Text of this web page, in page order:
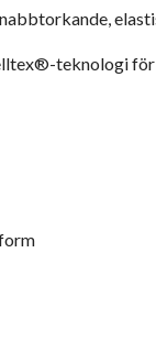
teknologi